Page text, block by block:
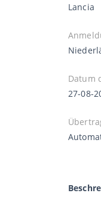
Lancia
Datum
27-08-